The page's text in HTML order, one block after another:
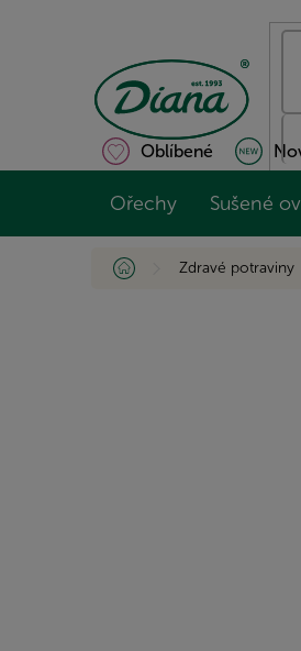
Oblíbené
Ořechy Sušené
Domů Zdravé potraviny